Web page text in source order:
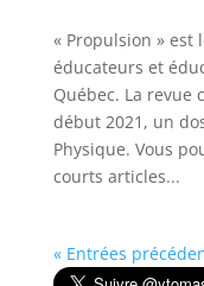
« Propulsion »
éducateurs et
Québec. La revue
début 2021, un
Physique. Vous
courts articles...
« Entrées